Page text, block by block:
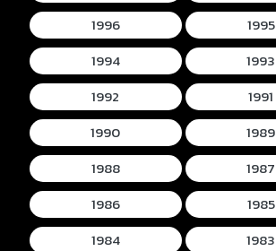
1996
1995
1994
1993
1992
1991
1990
1989
1988
1987
1986
1985
1984
1983